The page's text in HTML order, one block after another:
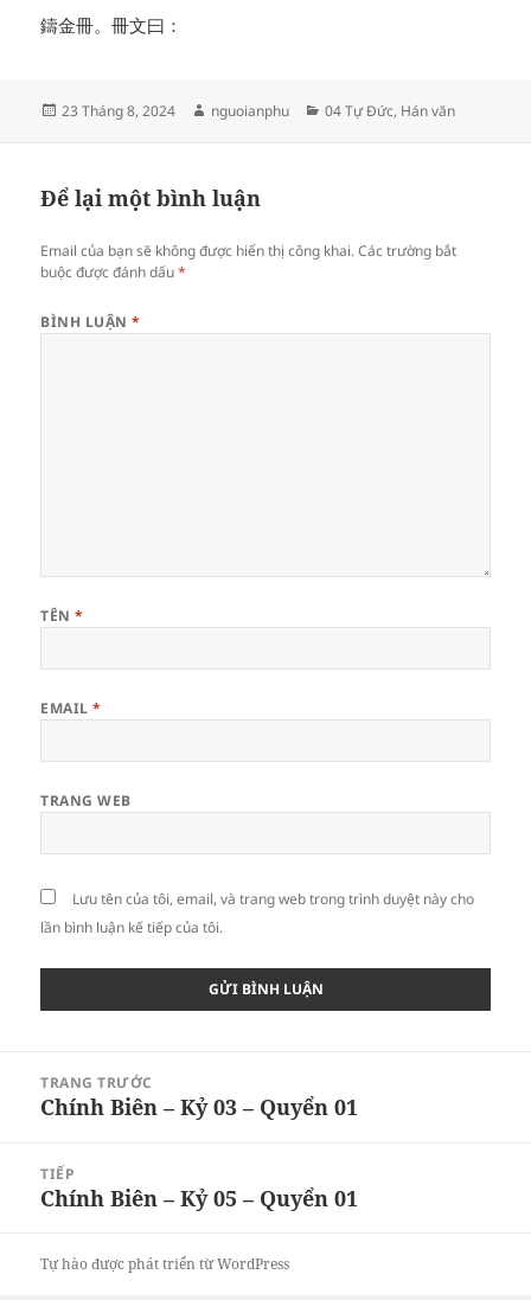
鑄金冊。冊文曰：
Đăng
23 Tháng 8, 2024
Tác
nguoianphu
Danh
04 Tự Đức, Hán văn
Để lại một bình luận
Email của bạn sẽ không được hiển thị công khai. Các trường bắt
buộc được đánh dấu*
BÌNH LUẬN*
TÊN*
EMAIL*
TRANG WEB
Lưu tên của tôi, email, và trang web trong trình duyệt này cho
lần bình luận kế tiếp của tôi.
hướngTRANG TRƯỚC
Bài
trước:
Chính Biên – Kỷ 03 – Quyển 01
TIẾP
Bài
theo:
Chính Biên – Kỷ 05 – Quyển 01
Tự hào được phát triển từ WordPress